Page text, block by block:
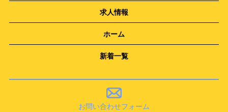
求人情報
ホーム
新着一覧
お問い合わせフォーム